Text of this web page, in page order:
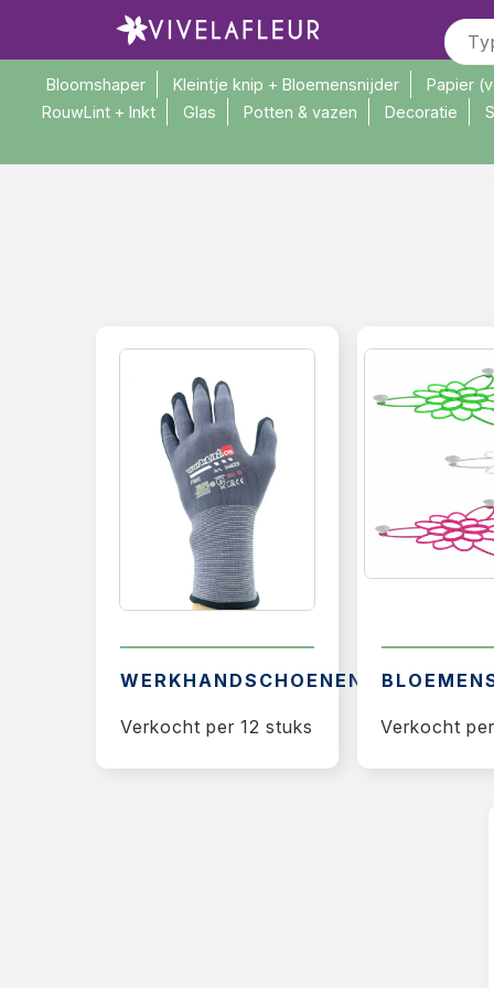
Bloomshaper Kleintje knip + Bloemensnijder Papier
RouwLint + Inkt
Glas Potten & vazen Decoratie
WERKHANDSCHOENEN
Verkocht per 12 stuks Verkocht